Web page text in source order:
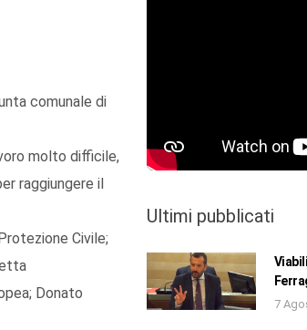
comunale di
molto difficile,
raggiungere il
Civile;
Donato
Ultimi pubblicati
7